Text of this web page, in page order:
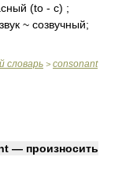
(to - c) ;
~ созвучный;
словарь > consonant
— произносить